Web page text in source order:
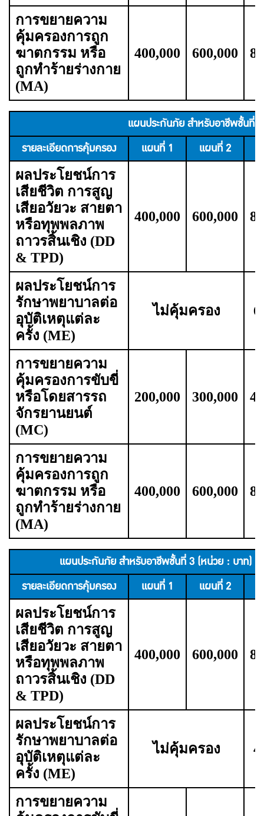
การขยายความ
คุ้มครองการถูก
ฆาตกรรม หรือ
ถูกทำร้ายร่างกาย
(MA)
400,000 600,000
แผนประกันภัย สำหรับอาชีพชั้นที่
รายละเอียดการคุ้มครอง
แผนที่ 1 แผนที่ 2
ผลประโยชน์การ
เสียชีวิต การสูญ
เสียอวัยวะ สายตา
หรือทุพพลภาพ
ถาวรสิ้นเชิง (DD
& TPD)
400,000 600,000
ผลประโยชน์การ
รักษาพยาบาลต่อ
อุบัติเหตุแต่ละ
ครั้ง (ME)
ไม่คุ้มครอง
การขยายความ
คุ้มครองการขับขี่
หรือโดยสารรถ
จักรยานยนต์
(MC)
200,000 300,000
การขยายความ
คุ้มครองการถูก
ฆาตกรรม หรือ
ถูกทำร้ายร่างกาย
(MA)
400,000 600,000
แผนประกันภัย สำหรับอาชีพชั้นที่ 3 (หน่วย : บาท)
รายละเอียดการคุ้มครอง
แผนที่ 1 แผนที่ 2
ผลประโยชน์การ
เสียชีวิต การสูญ
เสียอวัยวะ สายตา
หรือทุพพลภาพ
ถาวรสิ้นเชิง (DD
& TPD)
400,000 600,000
ผลประโยชน์การ
รักษาพยาบาลต่อ
อุบัติเหตุแต่ละ
ครั้ง (ME)
ไม่คุ้มครอง
การขยายความ